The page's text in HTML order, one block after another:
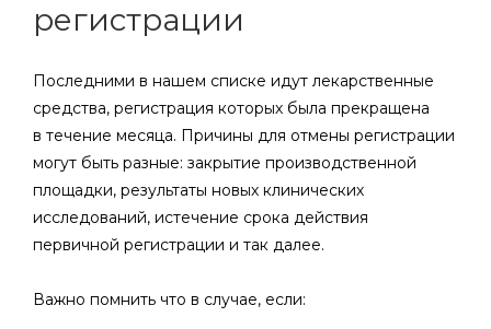
регистрации
Последними в нашем списке идут лекарственные
средства, регистрация которых была прекращена
в течение месяца. Причины для отмены регистрации
могут быть разные: закрытие производственной
площадки, результаты новых клинических
исследований, истечение срока действия
первичной регистрации и так далее.
Важно помнить что в случае, если: